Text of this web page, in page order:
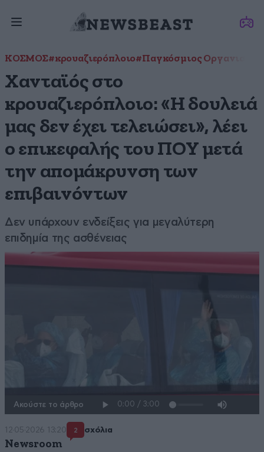
ΚΟΣΜΟΣ#κρουαζιερόπλοιο#Παγκόσμιος Οργανισμός
Χανταϊός στο
κρουαζιερόπλοιο: «Η δουλειά
μας δεν έχει τελειώσει», λέει
ο επικεφαλής του ΠΟΥ μετά
την απομάκρυνση των
επιβαινόντων
Δεν υπάρχουν ενδείξεις για μεγαλύτερη
επιδημία της ασθένειας
Ακούστε το άρθρο
12·05·2026 13:20 2 σχόλια
Newsroom